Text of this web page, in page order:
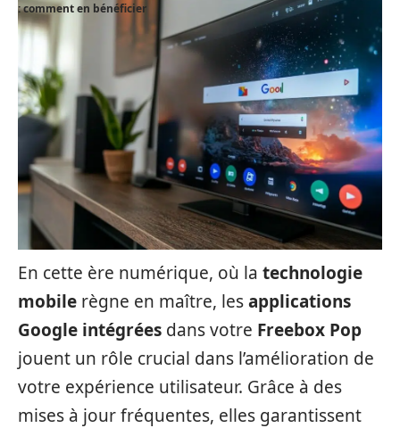
: comment en bénéficier
En cette ère numérique, où la technologie
mobile règne en maître, lesapplications
Google intégrées dans votre Freebox Pop
jouent un rôle crucial dans l’amélioration de
votre expérience utilisateur. Grâce à des
mises à jour fréquentes, elles garantissent